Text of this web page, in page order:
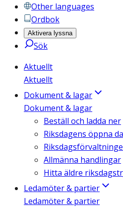
Other languages
Ordbok
Aktivera lyssna
Sök
Aktuellt
Aktuellt
Dokument & lagar
Dokument & lagar
Beställ och ladda ner
Riksdagens öppna
Allmänna handlingar
Hitta äldre
Ledamöter & partier
Ledamöter & partier